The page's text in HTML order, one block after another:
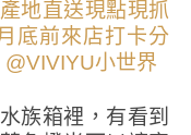
族箱裡，有看到